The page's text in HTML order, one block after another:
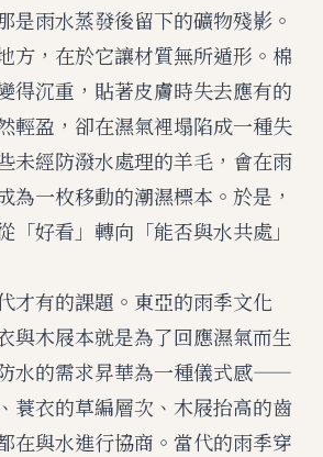
是雨水蒸發後留下的礦物殘影。
方，在於它讓材質無所遁形。棉
得沉重，貼著皮膚時失去應有的
輕盈，卻在濕氣裡塌陷成一種失
未經防潑水處理的羊毛，會在雨
為一枚移動的潮濕標本。於是，
「好看」轉向「能否與水共處」
才有的課題。東亞的雨季文化
與木屐本就是為了回應濕氣而生
水的需求昇華為一種儀式感——
蓑衣的草編層次、木屐抬高的齒
在與水進行協商。當代的雨季穿